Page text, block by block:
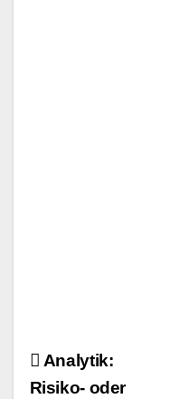
Analytik:
Risiko- oder